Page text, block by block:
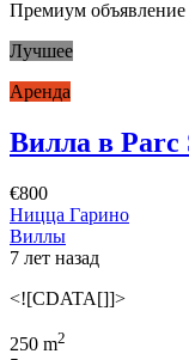
Премиум объявление
Лучшее
Аренда
Вилла в
€800
Ницца Гарино
Виллы
7 лет назад
<![CDATA[]]>
250 m2